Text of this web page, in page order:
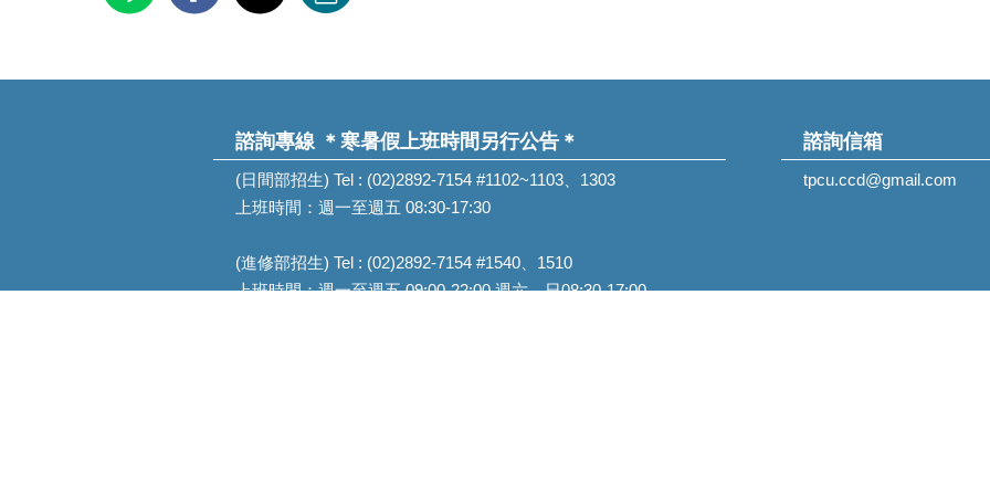
諮詢專線 ＊寒暑假上班時間另行公告＊
(日間部招生) Tel : (02)2892-7154 #1102~1103、1303
上班時間：週一至週五 08:30-17:30
(進修部招生) Tel : (02)2892-7154 #1540、1510
上班時間：週一至週五 09:00-22:00 週六、日08:30-17:00
諮詢信箱
tpcu.ccd@gmail.com